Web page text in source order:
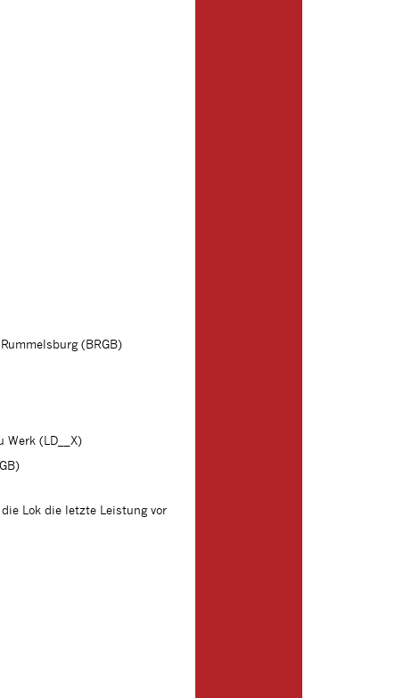
(BRGB)
(LD__X)
Lok die letzte Leistung vor